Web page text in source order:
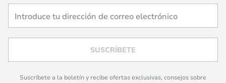
SUSCRÍBETE
Suscríbete a la boletín y recibe ofertas exclusivas, consejos sobre